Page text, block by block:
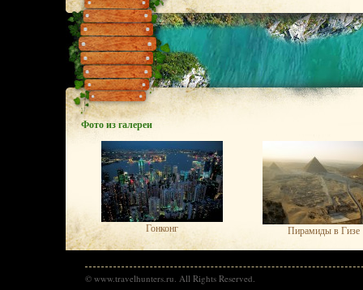
Фото из галереи
Гонконг Пирамиды в Гизе
© www.travelhunters.ru. All Rights Reserved.